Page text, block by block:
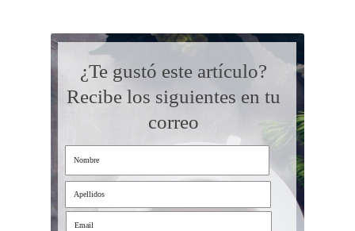
¿Te gustó este artículo?
Recibe los siguientes en tu
correo